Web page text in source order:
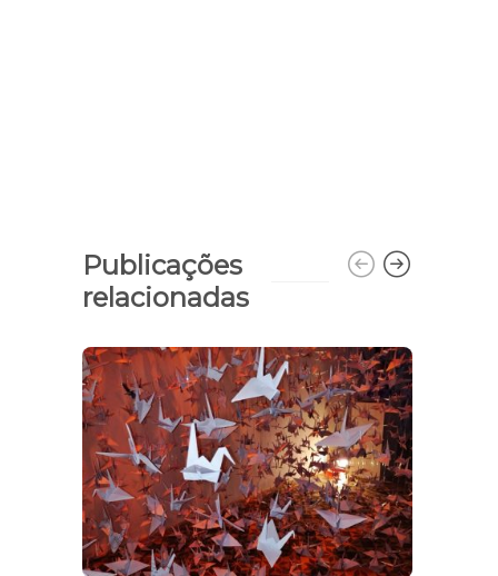
Publicações
relacionadas